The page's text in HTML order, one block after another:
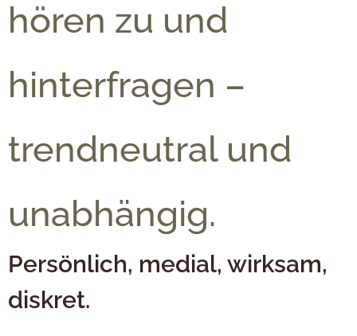
hören zu und
hinterfragen –
trendneutral und
unabhängig.
Persönlich, medial, wirksam,
diskret.